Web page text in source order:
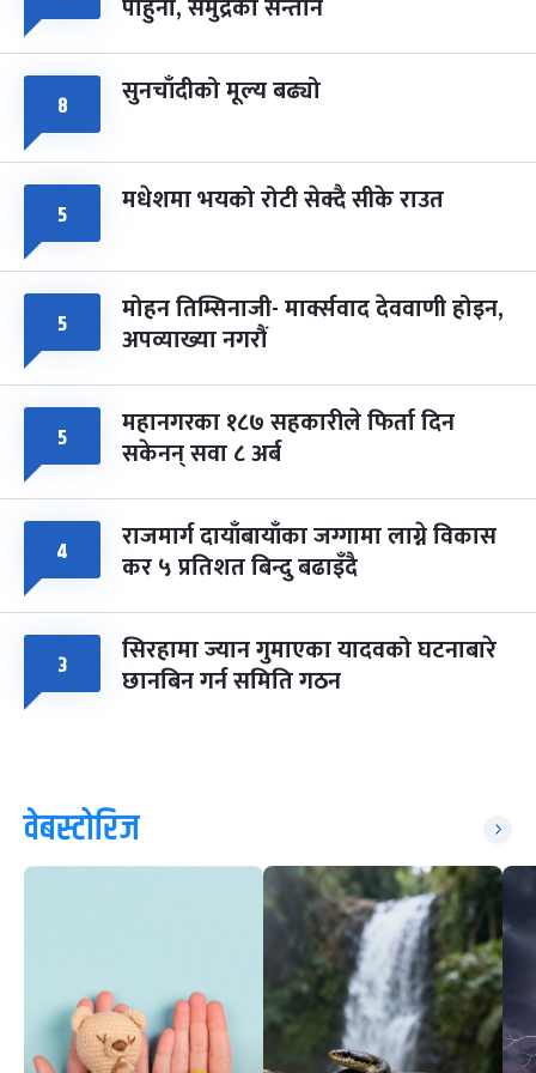
सोम चैत्र ८, २०८३-Mar 22, 2027
पाहुना, समुद्रका सन्तान
८ सुनचाँदीको मूल्य बढ्यो
५ मधेशमा भयको रोटी सेक्दै सीके राउत
५ मोहन तिम्सिनाजी- मार्क्सवाद देववाणी होइन,
अपव्याख्या नगरौं
५ महानगरका १८७ सहकारीले फिर्ता दिन
सकेनन् सवा ८ अर्ब
४ राजमार्ग दायाँबायाँका जग्गामा लाग्ने विकास
कर ५ प्रतिशत बिन्दु बढाइँदै
३ सिरहामा ज्यान गुमाएका यादवको घटनाबारे
छानबिन गर्न समिति गठन
वेबस्टोरिज